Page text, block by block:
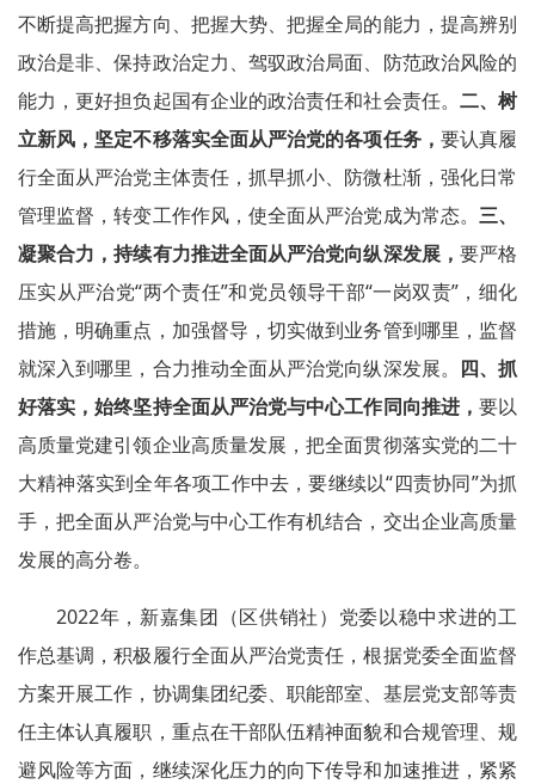
不断提高把握方向、把握大势、把握全局的能力，提高辨别
政治是非、保持政治定力、驾驭政治局面、防范政治风险的
能力，更好担负起国有企业的政治责任和社会责任。 二、树
立新风，坚定不移落实全面从严治党的各项任务， 要认真履
行全面从严治党主体责任，抓早抓小、防微杜渐，强化日常
管理监督，转变工作作风，使全面从严治党成为常态。 三、
凝聚合力，持续有力推进全面从严治党向纵深发展， 要严格
压实从严治党“两个责任”和党员领导干部“一岗双责”，细化
措施，明确重点，加强督导，切实做到业务管到哪里，监督
就深入到哪里，合力推动全面从严治党向纵深发展。 四、抓
好落实，始终坚持全面从严治党与中心工作同向推进， 要以
高质量党建引领企业高质量发展，把全面贯彻落实党的二十
大精神落实到全年各项工作中去，要继续以“四责协同”为抓
手，把全面从严治党与中心工作有机结合，交出企业高质量
发展的高分卷。
2022年，新嘉集团（区供销社）党委以稳中求进的工
作总基调，积极履行全面从严治党责任，根据党委全面监督
方案开展工作，协调集团纪委、职能部室、基层党支部等责
任主体认真履职，重点在干部队伍精神面貌和合规管理、规
避风险等方面，继续深化压力的向下传导和加速推进，紧紧